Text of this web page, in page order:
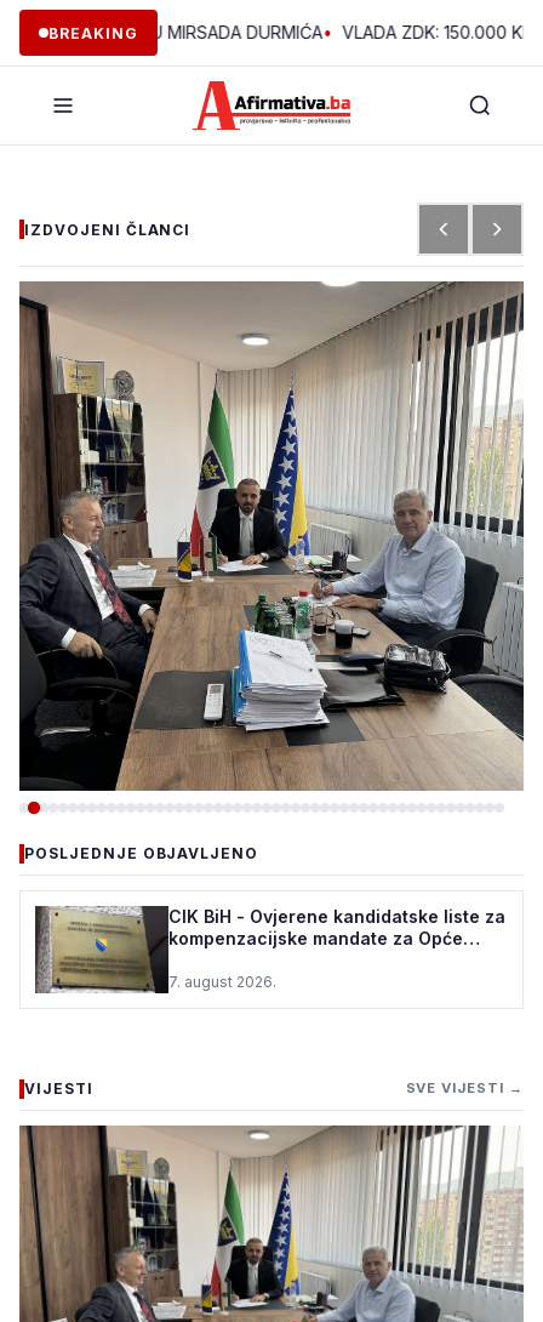
BREAKING
VOĆNJAKU MIRSADA DURMIĆA• VLADA ZDK: 150.000 KM ZA
IZDVOJENI ČLANCI
VLADA ZDK: 150.000 KM ZA
REKONSTRUKCIJU VODOVODA
U ŽEPČU
7. august 2026.•116 pregleda
POSLJEDNJE OBJAVLJENO
CIK BiH - Ovjerene kandidatske liste za
kompenzacijske mandate za Opće
7. august 2026.
VIJESTI SVE VIJESTI →